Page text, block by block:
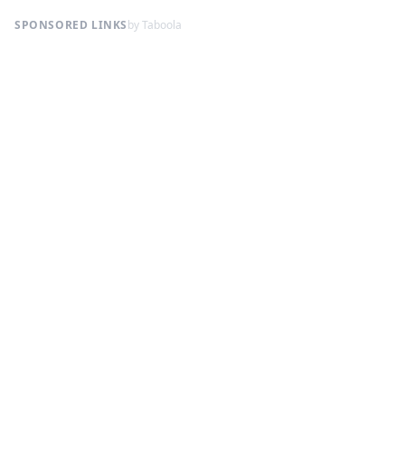
SPONSORED LINKSby Taboola